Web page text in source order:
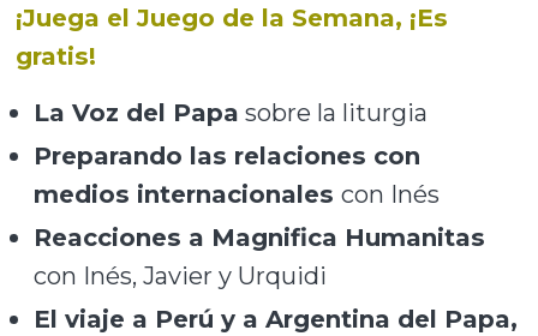
¡Juega el Juego de la Semana, ¡Es
gratis!
La Voz del Papa sobre la liturgia
Preparando las relaciones con
medios internacionalescon Inés
Reacciones a Magnifica Humanitas
con Inés, Javier y Urquidi
El viaje a Perú y a Argentina del Papa,